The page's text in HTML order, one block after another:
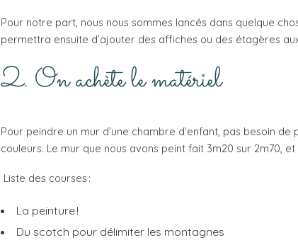
Pour notre part, nous nous sommes lancés dans quelque
permettra ensuite d’ajouter des affiches ou des étagères
2. On achète le matériel
Pour peindre un mur d’une chambre d’enfant, pas besoin
couleurs. Le mur que nous avons peint fait 3m20 sur 2m70,
Liste des courses :
La peinture !
Du scotch pour délimiter les montagnes